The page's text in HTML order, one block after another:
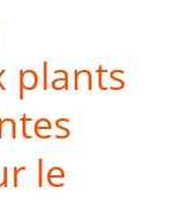
plants
le